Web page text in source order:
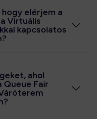
hogy elérjem a
Virtuális
kapcsolatos
ahol
Fair